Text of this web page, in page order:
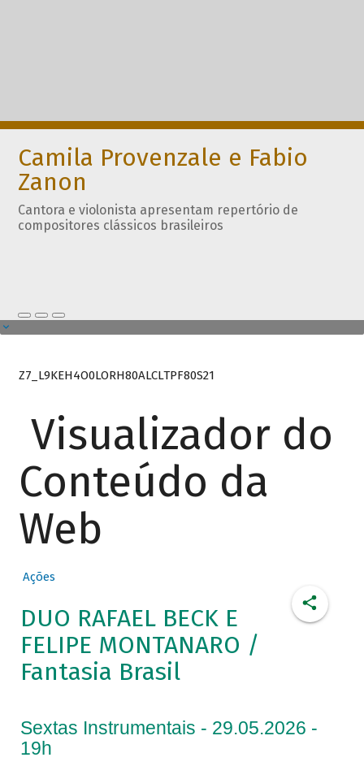
Camila Provenzale e Fabio
Zanon
Cantora e violonista apresentam repertório de
compositores clássicos brasileiros
Z7_L9KEH4O0LORH80ALCLTPF80S21
Visualizador do
Conteúdo da
Web
Ações
DUO RAFAEL BECK E
FELIPE MONTANARO /
Fantasia Brasil
Sextas Instrumentais - 29.05.2026 -
19h